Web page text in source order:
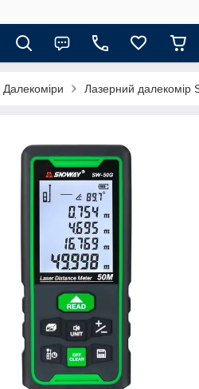
Далекоміри Лазерний далекомір